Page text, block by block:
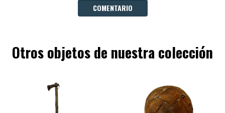
COMENTARIO
Otros objetos de nuestra colección